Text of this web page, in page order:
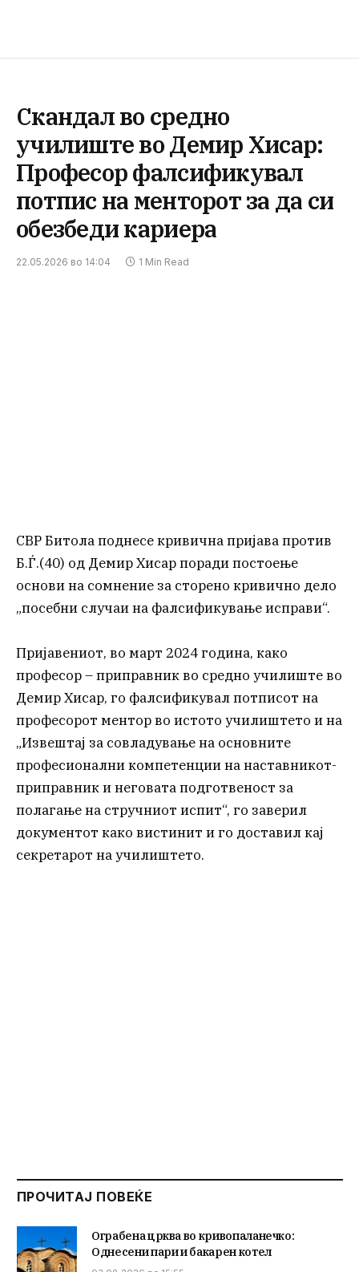
Скандал во средно
училиште во Демир Хисар:
Професор фалсификувал
потпис на менторот за да си
обезбеди кариера
22.05.2026 во 14:04 1 Min Read
СВР Битола поднесе кривична пријава против
Б.Ѓ.(40) од Демир Хисар поради постоење
основи на сомнение за сторено кривично дело
„посебни случаи на фалсификување исправи“.
Пријавениот, во март 2024 година, како
професор – приправник во средно училиште во
Демир Хисар, го фалсификувал потписот на
професорот ментор во истото училиштето и на
„Извештај за совладување на основните
професионални компетенции на наставникот-
приправник и неговата подготвеност за
полагање на стручниот испит“, го заверил
документот како вистинит и го доставил кај
секретарот на училиштето.
ПРОЧИТАЈ ПОВЕЌЕ
Ограбена црква во кривопаланечко:
Однесени пари и бакарен котел